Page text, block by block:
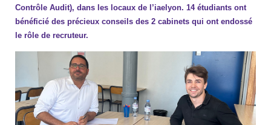
Contrôle Audit), dans les locaux de l’iaelyon. 14 étudiants ont
bénéficié des précieux conseils des 2 cabinets qui ont endossé
le rôle de recruteur.